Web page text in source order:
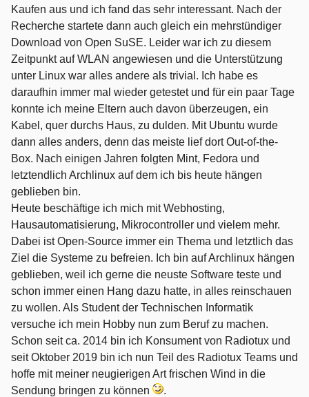
Kaufen aus und ich fand das sehr interessant. Nach der
Recherche startete dann auch gleich ein mehrstündiger
Download von Open SuSE. Leider war ich zu diesem
Zeitpunkt auf WLAN angewiesen und die Unterstützung
unter Linux war alles andere als trivial. Ich habe es
daraufhin immer mal wieder getestet und für ein paar Tage
konnte ich meine Eltern auch davon überzeugen, ein
Kabel, quer durchs Haus, zu dulden. Mit Ubuntu wurde
dann alles anders, denn das meiste lief dort Out-of-the-
Box. Nach einigen Jahren folgten Mint, Fedora und
letztendlich Archlinux auf dem ich bis heute hängen
geblieben bin.
Heute beschäftige ich mich mit Webhosting,
Hausautomatisierung, Mikrocontroller und vielem mehr.
Dabei ist Open-Source immer ein Thema und letztlich das
Ziel die Systeme zu befreien. Ich bin auf Archlinux hängen
geblieben, weil ich gerne die neuste Software teste und
schon immer einen Hang dazu hatte, in alles reinschauen
zu wollen. Als Student der Technischen Informatik
versuche ich mein Hobby nun zum Beruf zu machen.
Schon seit ca. 2014 bin ich Konsument von Radiotux und
seit Oktober 2019 bin ich nun Teil des Radiotux Teams und
hoffe mit meiner neugierigen Art frischen Wind in die
Sendung bringen zu können
.